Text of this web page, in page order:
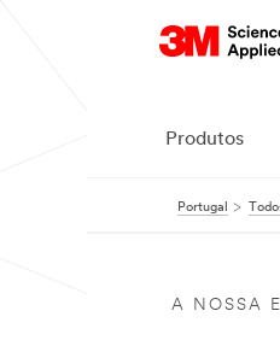
Produtos
Portugal
A NOSSA